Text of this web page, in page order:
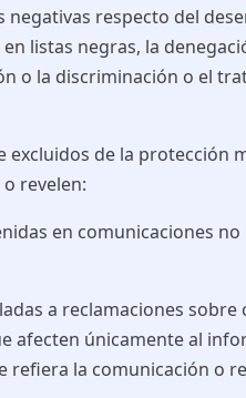
negativas respecto del
listas negras, la
o la discriminación o el
de la protección
revelen:
en comunicaciones
a reclamaciones sobre
afecten únicamente al
refiera la comunicación o